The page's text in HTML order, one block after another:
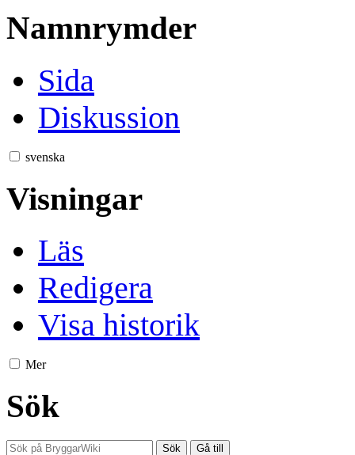
Namnrymder
Sida
Diskussion
svenska
Visningar
Läs
Redigera
Visa historik
Mer
Sök